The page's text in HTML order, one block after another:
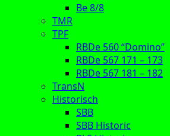
Be 8/8
TMR
TPF
RBDe 560 “Domino”
RBDe 567 171 – 173
RBDe 567 181 – 182
TransN
Historisch
SBB
SBB Historic